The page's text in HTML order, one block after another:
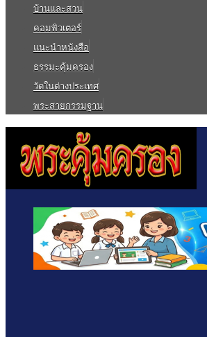
บ้านและสวน
คอมพิวเตอร์
แนะนำหนังสือ
ธรรมะคุ้มครอง
วัดในต่างประเทศ
พระสายกรรมฐาน